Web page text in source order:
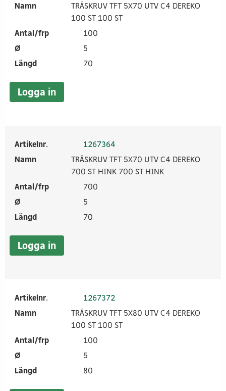
Namn
TRÄSKRUV TFT 5X70 UTV C4 DEREKO
100 ST 100 ST
Antal/frp
100
Ø
5
Längd
70
Logga in
Artikelnr.
1267364
Namn
TRÄSKRUV TFT 5X70 UTV C4 DEREKO
700 ST HINK 700 ST HINK
Antal/frp
700
Ø
5
Längd
70
Logga in
Artikelnr.
1267372
Namn
TRÄSKRUV TFT 5X80 UTV C4 DEREKO
100 ST 100 ST
Antal/frp
100
Ø
5
Längd
80